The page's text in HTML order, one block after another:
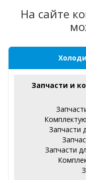
На сайте
Запчасти и
Запчасти
Запчасти